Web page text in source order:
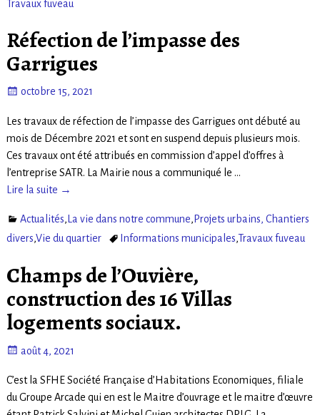
Travaux fuveau
Réfection de l’impasse des
Garrigues
octobre 15, 2021
Les travaux de réfection de l’impasse des Garrigues ont débuté au
mois de Décembre 2021 et sont en suspend depuis plusieurs mois.
Ces travaux ont été attribués en commission d’appel d’offres à
l’entreprise SATR. La Mairie nous a communiqué le …
Lire la suite →
Actualités, La vie dans notre commune, Projets urbains, Chantiers
divers,Vie du quartier Informations municipales,Travaux fuveau
Champs de l’Ouvière,
construction des 16 Villas
logements sociaux.
août 4, 2021
C’est la SFHE Société Française d’Habitations Economiques, filiale
du Groupe Arcade qui en est le Maitre d’ouvrage et le maitre d’œuvre